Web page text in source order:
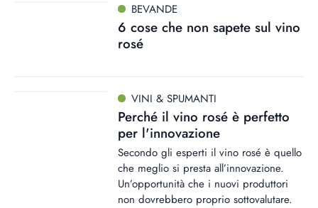
BEVANDE
6 cose che non sapete sul vino
rosé
VINI & SPUMANTI
Perché il vino rosé è perfetto
per l'innovazione
Secondo gli esperti il vino rosé è quello
che meglio si presta all’innovazione.
Un’opportunità che i nuovi produttori
non dovrebbero proprio sottovalutare.